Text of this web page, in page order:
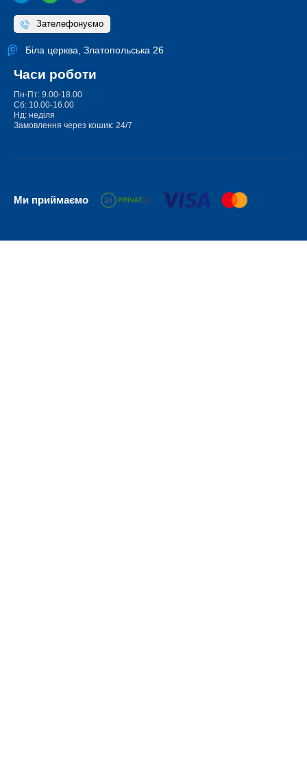
Зателефонуємо
Біла церква, Златопольська 26
Часи роботи
Пн-Пт: 9.00-18.00
Сб: 10.00-16.00
Нд: неділя
Замовлення через кошик: 24/7
Ми приймаємо